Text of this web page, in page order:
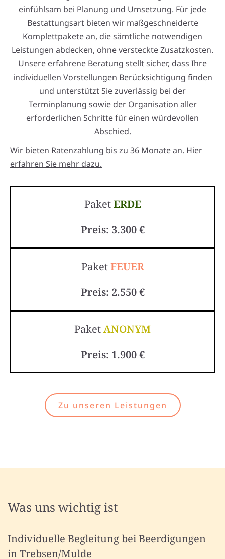
einfühlsam bei Planung und Umsetzung. Für jede
Bestattungsart bieten wir maßgeschneiderte
Komplettpakete an, die sämtliche notwendigen
Leistungen abdecken, ohne versteckte Zusatzkosten.
Unsere erfahrene Beratung stellt sicher, dass Ihre
individuellen Vorstellungen Berücksichtigung finden
und unterstützt Sie zuverlässig bei der
Terminplanung sowie der Organisation aller
erforderlichen Schritte für einen würdevollen
Abschied.
Wir bieten Ratenzahlung bis zu 36 Monate an. Hier
erfahren Sie mehr dazu.
PaketERDE
Preis: 3.300 €
PaketFEUER
Preis: 2.550 €
PaketANONYM
Preis: 1.900 €
Zu unseren Leistungen
Was uns wichtig ist
Individuelle Begleitung bei Beerdigungen
in Trebsen/Mulde